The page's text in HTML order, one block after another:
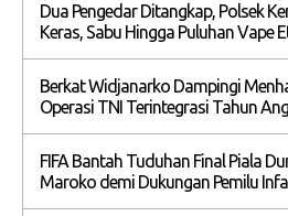
Dua Pengedar Ditangkap, Polsek
Keras, Sabu Hingga Puluhan Vape
Berkat Widjanarko Dampingi
Operasi TNI Terintegrasi Tahun
FIFA Bantah Tuduhan Final Piala
Maroko demi Dukungan Pemilu